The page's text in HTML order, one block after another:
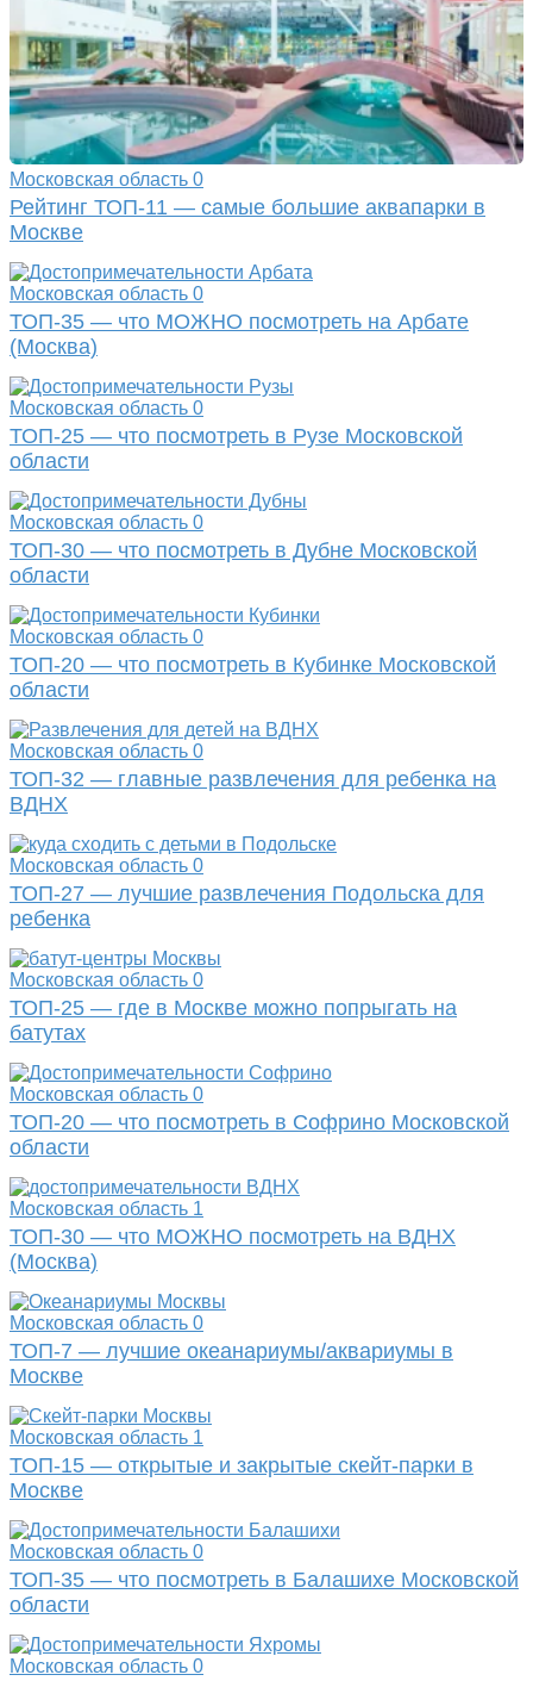
Московская область 0
Рейтинг ТОП-11 — самые большие аквапарки в
Москве
Московская область 0
ТОП-35 — что МОЖНО посмотреть на Арбате
(Москва)
Московская область 0
ТОП-25 — что посмотреть в Рузе Московской
области
Московская область 0
ТОП-30 — что посмотреть в Дубне Московской
области
Московская область 0
ТОП-20 — что посмотреть в Кубинке Московской
области
Московская область 0
ТОП-32 — главные развлечения для ребенка на
ВДНХ
Московская область 0
ТОП-27 — лучшие развлечения Подольска для
ребенка
Московская область 0
ТОП-25 — где в Москве можно попрыгать на
батутах
Московская область 0
ТОП-20 — что посмотреть в Софрино Московской
области
Московская область 1
ТОП-30 — что МОЖНО посмотреть на ВДНХ
(Москва)
Московская область 0
ТОП-7 — лучшие океанариумы/аквариумы в
Москве
Московская область 1
ТОП-15 — открытые и закрытые скейт-парки в
Москве
Московская область 0
ТОП-35 — что посмотреть в Балашихе Московской
области
Московская область 0